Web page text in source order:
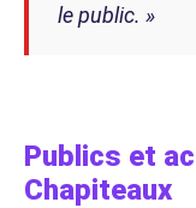
le public. »
Publics et
Chapiteaux